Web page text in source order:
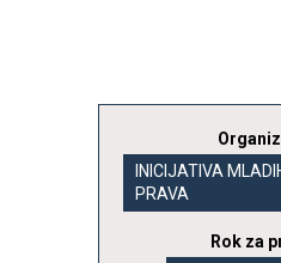
INICIJATIVA
PRAVA
Rok za